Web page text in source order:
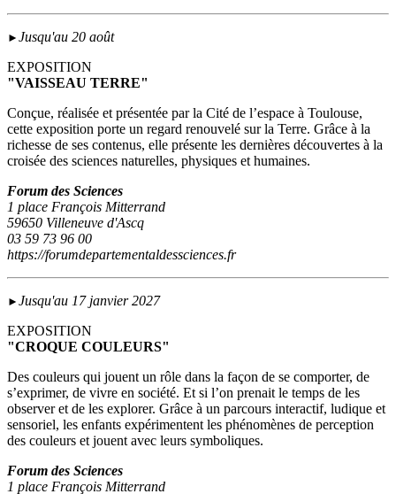
► Jusqu'au 20 août
EXPOSITION
"VAISSEAU TERRE"
Conçue, réalisée et présentée par la Cité de l’espace à Toulouse,
cette exposition porte un regard renouvelé sur la Terre. Grâce à la
richesse de ses contenus, elle présente les dernières découvertes à la
croisée des sciences naturelles, physiques et humaines.
Forum des Sciences
1 place François Mitterrand
59650 Villeneuve d'Ascq
03 59 73 96 00
https://forumdepartementaldessciences.fr
► Jusqu'au 17 janvier 2027
EXPOSITION
"CROQUE COULEURS"
Des couleurs qui jouent un rôle dans la façon de se comporter, de
s’exprimer, de vivre en société. Et si l’on prenait le temps de les
observer et de les explorer. Grâce à un parcours interactif, ludique et
sensoriel, les enfants expérimentent les phénomènes de perception
des couleurs et jouent avec leurs symboliques.
Forum des Sciences
1 place François Mitterrand